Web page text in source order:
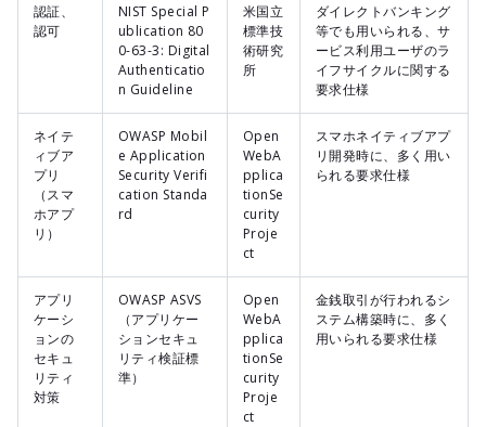
認証、
認可
NIST Special P
ublication 80
0-63-3: Digital
Authenticatio
n Guideline
米国立
標準技
術研究
所
ダイレクトバンキング
等でも用いられる、サ
ービス利用ユーザのラ
イフサイクルに関する
要求仕様
ネイテ
ィブア
プリ
（スマ
ホアプ
リ）
OWASP Mobil
e Application
Security Verifi
cation Standa
rd
Open
WebA
pplica
tionSe
curity
Proje
ct
スマホネイティブアプ
リ開発時に、多く用い
られる要求仕様
アプリ
ケーシ
ョンの
セキュ
リティ
対策
OWASP ASVS
（アプリケー
ションセキュ
リティ検証標
準）
Open
WebA
pplica
tionSe
curity
Proje
ct
金銭取引が行われるシ
ステム構築時に、多く
用いられる要求仕様